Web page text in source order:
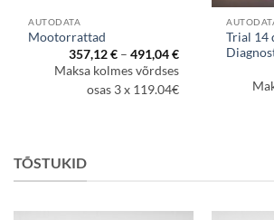
AUTODATA
Mootorrattad
357,12€ – 491,04€Hinnavahemik:
kuni
491,04 €
Maksa kolmes võrdses
osas 3 x 119.04€
Trial 14
TÕSTUKID